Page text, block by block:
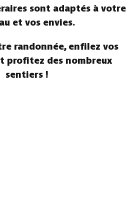
sont adaptés à votre
et vos envies.
randonnée, enfilez vos
profitez des nombreux
sentiers !